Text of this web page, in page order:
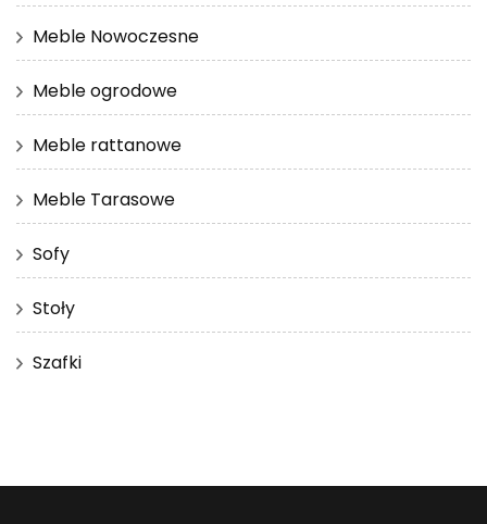
Meble Nowoczesne
Meble ogrodowe
Meble rattanowe
Meble Tarasowe
Sofy
Stoły
Szafki